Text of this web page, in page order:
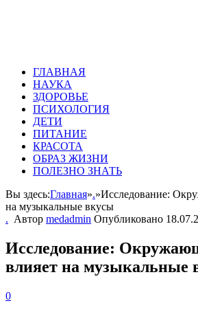
ГЛАВНАЯ
НАУКА
ЗДОРОВЬЕ
ПСИХОЛОГИЯ
ДЕТИ
ПИТАНИЕ
КРАСОТА
ОБРАЗ ЖИЗНИ
ПОЛЕЗНО ЗНАТЬ
Вы здесь:Главная».»Исследование:
на музыкальные вкусы
. Автор medadmin Опубликовано
Исследование:
влияет на музыкальные
0